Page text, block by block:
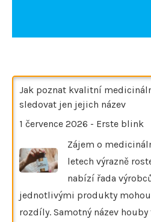
Jak poznat kvalitní
sledovat jen jejich název
1 července 2026 - Erste blink
Zájem o
letech výrazně
nabízí řada
jednotlivými produkty
rozdíly. Samotný název